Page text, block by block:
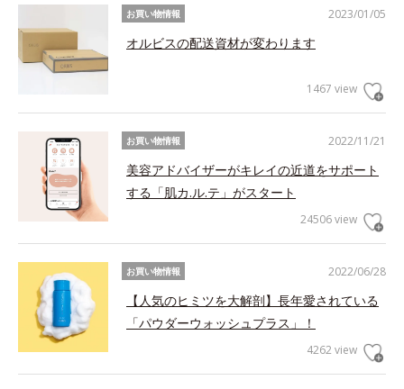
2023/01/05
お買い物情報
オルビスの配送資材が変わります
1467 view
2022/11/21
お買い物情報
美容アドバイザーがキレイの近道をサポート
する「肌カ.ル.テ」がスタート
24506 view
2022/06/28
お買い物情報
【人気のヒミツを大解剖】長年愛されている
「パウダーウォッシュプラス」！
4262 view